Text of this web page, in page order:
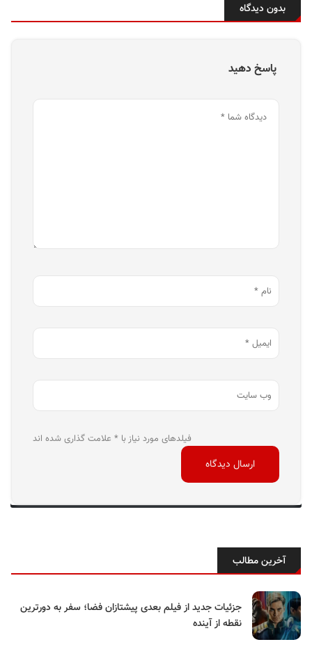
بدون دیدگاه
پاسخ دهید
فیلدهای مورد نیاز با * علامت گذاری شده اند
آخرین مطالب
جزئیات جدید از فیلم بعدی پیشتازان فضا؛ سفر به دورترین
نقطه از آینده